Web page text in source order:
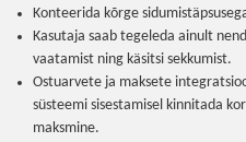
Konteerida kõrge
Kasutaja saab tegeleda ainult
vaatamist ning käsitsi sekkumist.
Ostuarvete ja maksete
süsteemi sisestamisel kinnitada
maksmine.